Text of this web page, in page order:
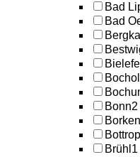
Bad
Bad
Bonn2
Borken
Bottrop
Brühl 1